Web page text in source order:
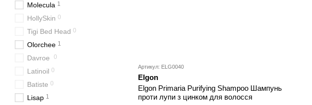
Артикул: ELG0040
Elgon
Elgon Primaria Purifying Shampoo Шампунь
проти лупи з цинком для волосся
Molecula 1
HollySkin 0
Tigi Bed Head 0
Olorchee 1
Davroe 0
Latinoil 0
Batiste 0
Lisap 1